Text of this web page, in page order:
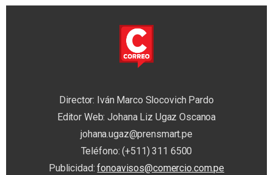
Director: Iván Marco Slocovich Pardo
Editor Web: Johana Liz Ugaz Oscanoa
johana.ugaz@prensmart.pe
Teléfono: (+511) 311 6500
Publicidad:fonoavisos@comercio.com.pe